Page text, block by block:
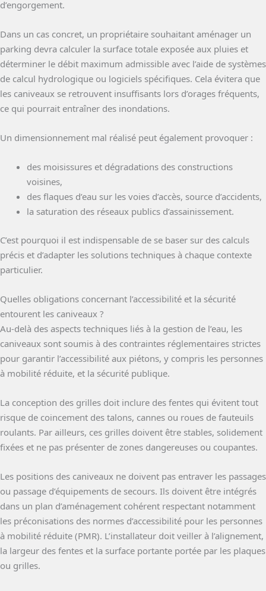
d’engorgement.
Dans un cas concret, un propriétaire souhaitant aménager un
parking devra calculer la surface totale exposée aux pluies et
déterminer le débit maximum admissible avec l’aide de systèmes
de calcul hydrologique ou logiciels spécifiques. Cela évitera que
les caniveaux se retrouvent insuffisants lors d’orages fréquents,
ce qui pourrait entraîner des inondations.
Un dimensionnement mal réalisé peut également provoquer :
des moisissures et dégradations des constructions
voisines,
des flaques d’eau sur les voies d’accès, source d’accidents,
la saturation des réseaux publics d’assainissement.
C’est pourquoi il est indispensable de se baser sur des calculs
précis et d’adapter les solutions techniques à chaque contexte
particulier.
Quelles obligations concernant l’accessibilité et la sécurité
entourent les caniveaux ?
Au-delà des aspects techniques liés à la gestion de l’eau, les
caniveaux sont soumis à des contraintes réglementaires strictes
pour garantir l’accessibilité aux piétons, y compris les personnes
à mobilité réduite, et la sécurité publique.
La conception des grilles doit inclure des fentes qui évitent tout
risque de coincement des talons, cannes ou roues de fauteuils
roulants. Par ailleurs, ces grilles doivent être stables, solidement
fixées et ne pas présenter de zones dangereuses ou coupantes.
Les positions des caniveaux ne doivent pas entraver les passages
ou passage d’équipements de secours. Ils doivent être intégrés
dans un plan d’aménagement cohérent respectant notamment
les préconisations des normes d’accessibilité pour les personnes
à mobilité réduite (PMR). L’installateur doit veiller à l’alignement,
la largeur des fentes et la surface portante portée par les plaques
ou grilles.